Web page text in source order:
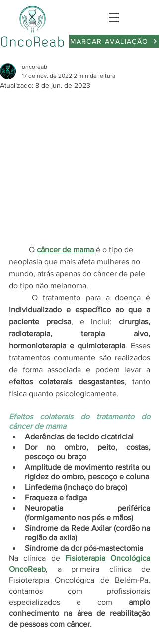
MARCAR AVALIAÇÃO
oncoreab
17 de nov. de 2022 2 min de leitura
Atualizado: 8 de jun. de 2023
	O
câncer de mama é o tipo de
neoplasia que mais afeta mulheres no
mundo, atrás apenas do câncer de pele
do tipo não melanoma.
	O tratamento para a doença é
individualizado e específico ao que a
paciente precisa, e inclui: cirurgias,
radioterapia, terapia alvo,
hormonioterapia e quimioterapia. Esses
tratamentos comumente são realizados
de forma associada e podem levar a
efeitos colaterais desgastantes, tanto
física quanto psicologicamente.
Efeitos colaterais do tratamento do
câncer de mama
Aderências de tecido cicatricial
Dor no ombro, peito, costas,
pescoço ou braço
Amplitude de movimento restrita ou
rigidez do ombro, pescoço e coluna
Linfedema (inchaço do braço)
Fraqueza e fadiga
Neuropatia periférica
(formigamento nos pés e mãos)
Síndrome da Rede Axilar (cordão na
região da axila)
Síndrome da dor pós-mastectomia
Na clínica de Fisioterapia Oncológica
OncoReab, a primeira clínica de
Fisioterapia Oncológica de Belém-Pa,
contamos com profissionais
especializados e com amplo
conhecimento na área de reabilitação
de pessoas com câncer.